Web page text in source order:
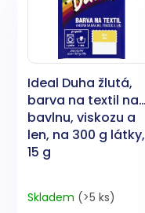
Ideal Duha žlutá,
barva na textil na
bavlnu, viskozu a
len, na 300 g látky,
15 g
Skladem (>5 ks)